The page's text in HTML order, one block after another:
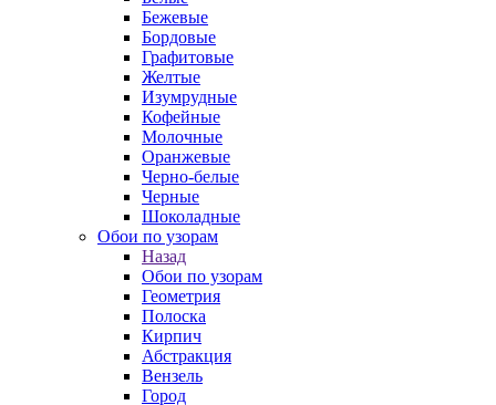
Бежевые
Бордовые
Графитовые
Желтые
Изумрудные
Кофейные
Молочные
Оранжевые
Черно-белые
Черные
Шоколадные
Обои по узорам
Назад
Обои по узорам
Геометрия
Полоска
Кирпич
Абстракция
Вензель
Город